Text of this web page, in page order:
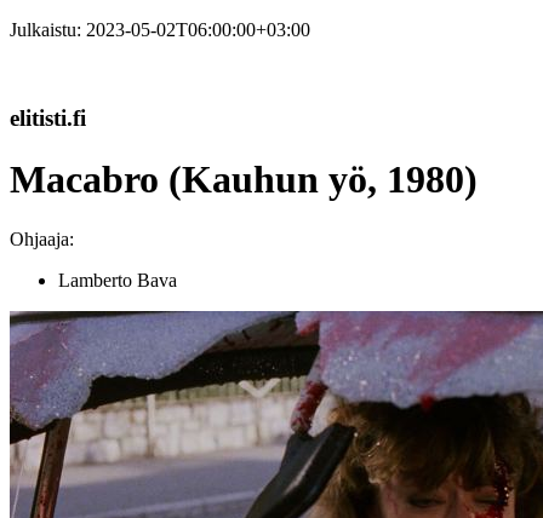
Julkaistu: 2023-05-02T06:00:00+03:00
elitisti.fi
Macabro (Kauhun yö, 1980)
Ohjaaja:
Lamberto Bava